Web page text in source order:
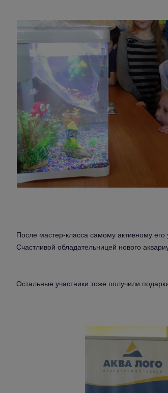
После мастер-класса самому активному
Счастливой обладательницей нового
Остальные участники тоже получили